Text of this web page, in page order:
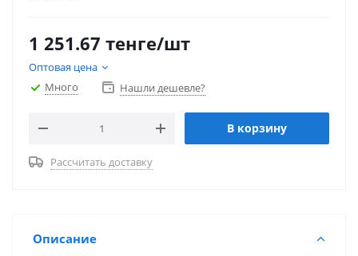
1 251.67 тенге/шт
Оптовая цена
Много
Нашли дешевле?
В корзину
Рассчитать доставку
Описание